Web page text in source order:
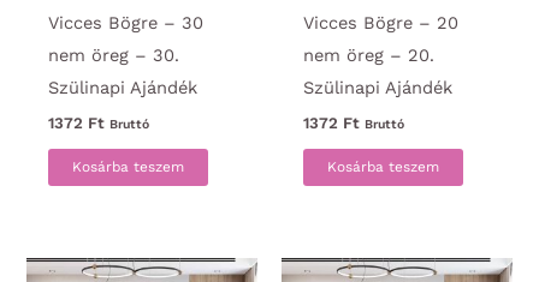
Vicces Bögre – 30
nem öreg – 30.
Szülinapi Ajándék
1372 Ft Bruttó
Kosárba teszem
Vicces Bögre – 20
nem öreg – 20.
Szülinapi Ajándék
1372 Ft Bruttó
Kosárba teszem